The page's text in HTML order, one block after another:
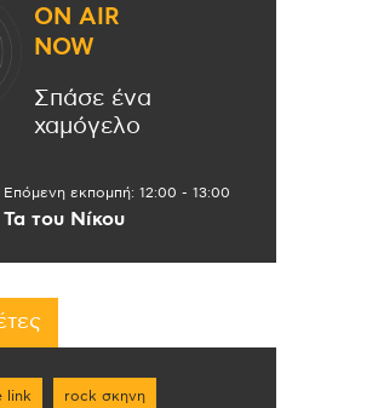
ON AIR
NOW
Σπάσε ένα
χαμόγελο
Επόμενη εκπομπή: 12:00 - 13:00
Τα του Νίκου
link rock σκηνη